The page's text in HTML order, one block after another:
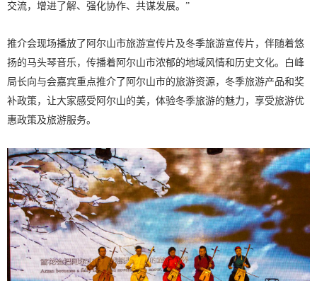
交流，增进了解、强化协作、共谋发展。”
推介会现场播放了阿尔山市旅游宣传片及冬季旅游宣传片，伴随着悠
扬的马头琴音乐，传播着阿尔山市浓郁的地域风情和历史文化。白峰
局长向与会嘉宾重点推介了阿尔山市的旅游资源，冬季旅游产品和奖
补政策，让大家感受阿尔山的美，体验冬季旅游的魅力，享受旅游优
惠政策及旅游服务。